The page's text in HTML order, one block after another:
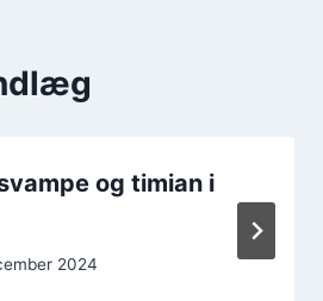
og timian i
2024